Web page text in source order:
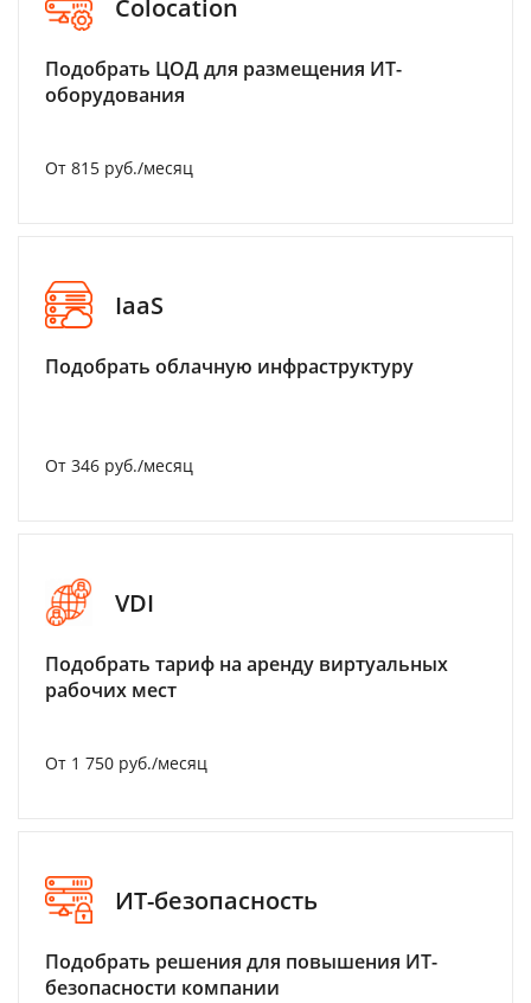
Colocation
Подобрать ЦОД для размещения ИТ-
оборудования
От 815 руб./месяц
IaaS
Подобрать облачную инфраструктуру
От 346 руб./месяц
VDI
Подобрать тариф на аренду виртуальных
рабочих мест
От 1 750 руб./месяц
ИТ-безопасность
Подобрать решения для повышения ИТ-
безопасности компании